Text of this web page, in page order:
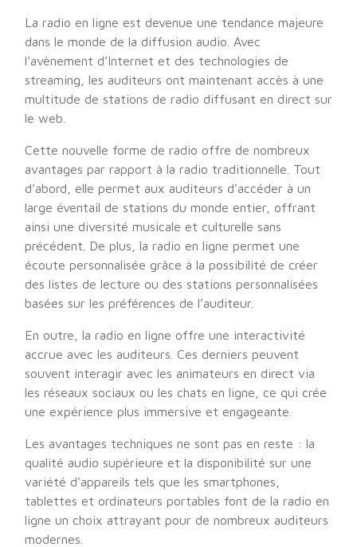
La radio en ligne est devenue une tendance majeure
dans le monde de la diffusion audio. Avec
l’avènement d’Internet et des technologies de
streaming, les auditeurs ont maintenant accès à une
multitude de stations de radio diffusant en direct sur
le web.
Cette nouvelle forme de radio offre de nombreux
avantages par rapport à la radio traditionnelle. Tout
d’abord, elle permet aux auditeurs d’accéder à un
large éventail de stations du monde entier, offrant
ainsi une diversité musicale et culturelle sans
précédent. De plus, la radio en ligne permet une
écoute personnalisée grâce à la possibilité de créer
des listes de lecture ou des stations personnalisées
basées sur les préférences de l’auditeur.
En outre, la radio en ligne offre une interactivité
accrue avec les auditeurs. Ces derniers peuvent
souvent interagir avec les animateurs en direct via
les réseaux sociaux ou les chats en ligne, ce qui crée
une expérience plus immersive et engageante.
Les avantages techniques ne sont pas en reste : la
qualité audio supérieure et la disponibilité sur une
variété d’appareils tels que les smartphones,
tablettes et ordinateurs portables font de la radio en
ligne un choix attrayant pour de nombreux auditeurs
modernes.